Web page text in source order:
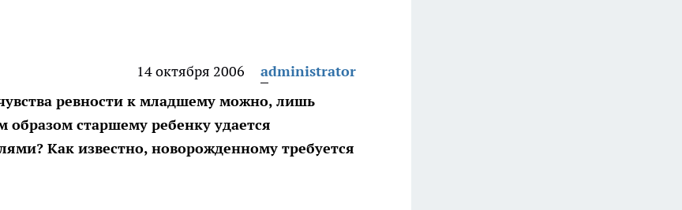
14 октября 2006
administrator
ревности к младшему можно, лишь
образом старшему ребенку удается
Как известно, новорожденному требуется